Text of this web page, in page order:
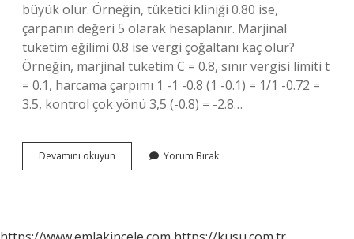
büyük olur. Örneğin, tüketici kliniği 0.80 ise,
çarpanın değeri 5 olarak hesaplanır. Marjinal
tüketim eğilimi 0.8 ise vergi çoğaltanı kaç olur?
Örneğin, marjinal tüketim C = 0.8, sınır vergisi limiti t
= 0.1, harcama çarpımı 1 -1 -0.8 (1 -0.1) = 1/1 -0.72 =
3.5, kontrol çok yönü 3,5 (-0.8) = -2.8…
Devamını okuyun Marjinal
Tüketim
Yorum Bırak